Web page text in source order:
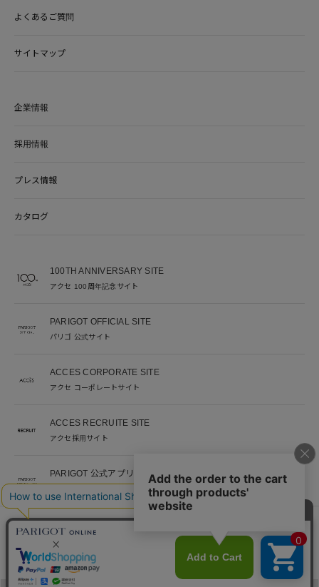
よくあるご質問
サイトマップ
企業情報
採用情報
プレス情報
カタログ
100TH ANNIVERSARY SITE
アクセ 100周年記念サイト
PARIGOT OFFICIAL SITE
パリゴ 公式サイト
ACCES CORPORATE SITE
アクセ コーポレートサイト
ACCES RECRUITE SITE
アクセ採用サイト
PARIGOT 公式アプリ
新着情報を、プッシュ通知でいち早くお届け。
©︎ACCES co. ltd. all rights reserved
※当サイト掲載写真のオークションなどへの二次転用を固く禁じます。